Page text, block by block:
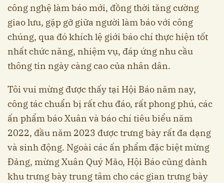
công nghệ làm báo mới, đồng thời tăng cường
giao lưu, gặp gỡ giữa người làm báo với công
chúng, qua đó khích lệ giới báo chí thực hiện tốt
nhất chức năng, nhiệm vụ, đáp ứng nhu cầu
thông tin ngày càng cao của nhân dân.
Tôi vui mừng được thấy tại Hội Báo năm nay,
công tác chuẩn bị rất chu đáo, rất phong phú, các
ấn phẩm báo Xuân và báo chí tiêu biểu năm
2022, đầu năm 2023 được trưng bày rất đa dạng
và sinh động. Ngoài các ấn phẩm đặc biệt mừng
Đảng, mừng Xuân Quý Mão, Hội Báo cũng dành
khu trưng bày trung tâm cho các gian trưng bày